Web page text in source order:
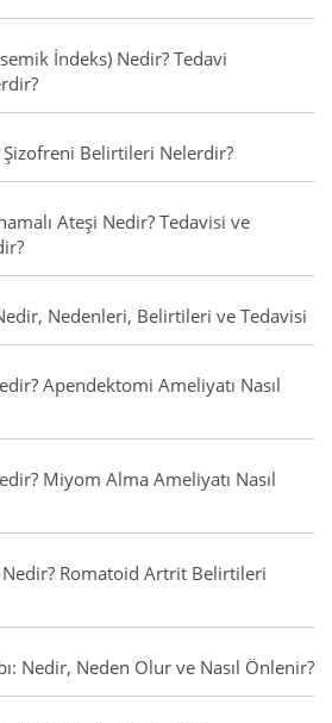
İndeks) Nedir? Tedavi
Belirtileri Nelerdir?
Ateşi Nedir? Tedavisi ve
Nedenleri, Belirtileri ve Tedavisi
Apendektomi Ameliyatı Nasıl
Miyom Alma Ameliyatı Nasıl
Romatoid Artrit Belirtileri
Nedir, Neden Olur ve Nasıl Önlenir?